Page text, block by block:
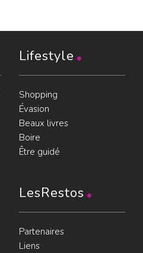
Lifestyle
Shopping
Évasion
Beaux livres
Boire
Être guidé
LesRestos
Partenaires
Liens